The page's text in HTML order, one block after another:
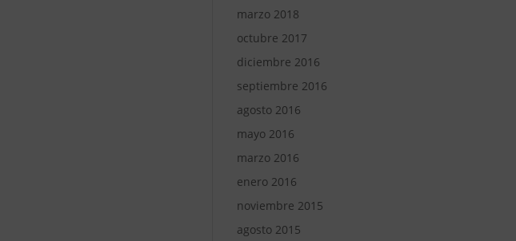
marzo 2018
octubre 2017
diciembre 2016
septiembre 2016
agosto 2016
mayo 2016
marzo 2016
enero 2016
noviembre 2015
agosto 2015